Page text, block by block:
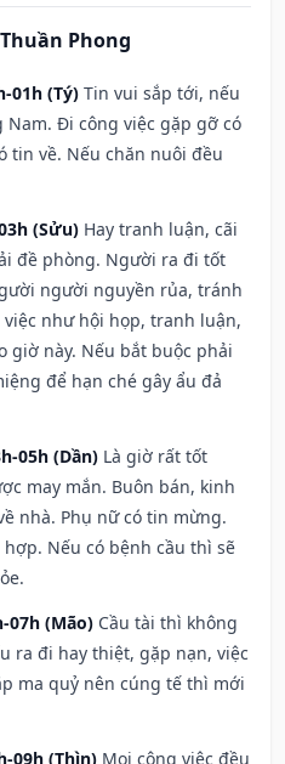
Phong
01h (Tý) Tin vui sắp tới, nếu
Đi công việc gặp gỡ có
tin về. Nếu chăn nuôi đều
(Sửu) Hay tranh luận, cãi
đề phòng. Người ra đi tốt
người nguyền rủa, tránh
như hội họp, tranh luận,
giờ này. Nếu bắt buộc phải
để hạn ché gây ẩu đả
05h (Dần) Là giờ rất tốt
may mắn. Buôn bán, kinh
nhà. Phụ nữ có tin mừng.
Nếu có bệnh cầu thì sẽ
07h (Mão) Cầu tài thì không
ra đi hay thiệt, gặp nạn, việc
ma quỷ nên cúng tế thì mới
09h (Thìn) Mọi công việc đều